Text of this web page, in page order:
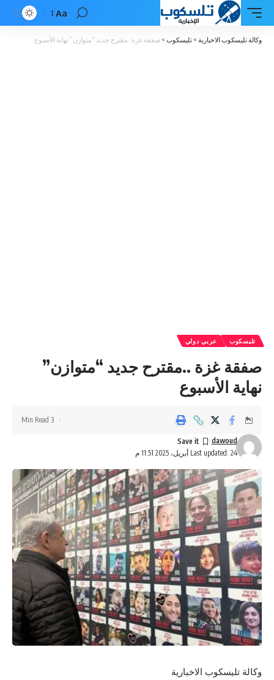
Font
Resizer
Aa
وكالة تليسكوب الاخبارية > تليسكوب > صفقة غزة ..مقترح جديد “متوازن” نهاية الأسبوع
تليسكوب عربي دولي
صفقة غزة ..مقترح جديد “متوازن”
نهاية الأسبوع
Last updated: 24 أبريل، 2025 11:51 م
dawoud
3 Min Read
وكالة تليسكوب الاخبارية